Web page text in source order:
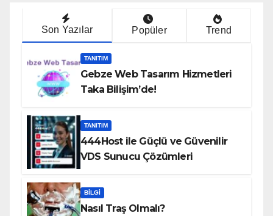
Son Yazılar Popüler Trend
TANITIM
Gebze Web Tasarım Hizmetleri
Taka Bilişim’de!
TANITIM
444Host ile Güçlü ve Güvenilir
VDS Sunucu Çözümleri
BILGI
Nasıl Traş Olmalı?